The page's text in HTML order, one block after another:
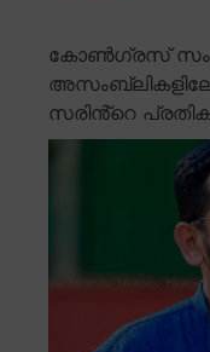
കോൺഗ്രസ്
സരിൻ്റെ